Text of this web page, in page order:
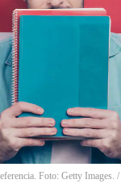
Foto: Getty Images. /